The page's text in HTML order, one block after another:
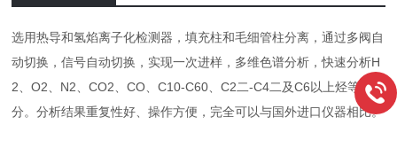
选用热导和氢焰离子化检测器，填充柱和毛细管柱分离，通过多阀自
动切换，信号自动切换，实现一次进样，多维色谱分析，快速分析H
2、O2、N2、CO2、CO、C10-C60、C2二-C4二及C6以上烃等组
分。分析结果重复性好、操作方便，完全可以与国外进口仪器相比。